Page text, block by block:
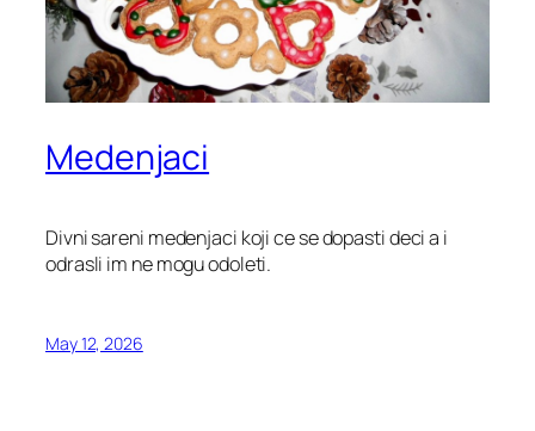
Medenjaci
Divni sareni medenjaci koji ce se dopasti deci a i
odrasli im ne mogu odoleti.
May 12, 2026